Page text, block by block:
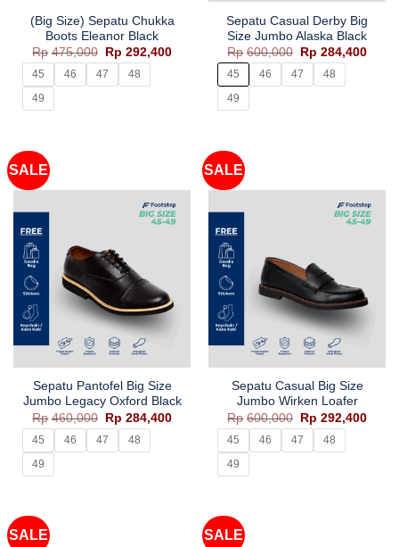
(Big Size) Sepatu Chukka
Boots Eleanor Black
Rp 475,000
Harga
aslinya
adalah:
Rp475,000.
Rp 292,400Harga
Rp292,400.
45 46 47
48
49
Sepatu Casual Derby Big
Size Jumbo Alaska Black
Rp 600,000
Harga
aslinya
adalah:
Rp600,000.
Rp 284,400
45 46 47
48
49
SALE
Sepatu Pantofel Big Size
Jumbo Legacy Oxford Black
Rp 460,000
Harga
aslinya
adalah:
Rp460,000.
Rp 284,400Harga
Rp284,400.
45 46 47
48
49
SALE
Sepatu Casual Big Size
Jumbo Wirken Loafer
Rp 600,000
Harga
aslinya
adalah:
Rp600,000.
Rp 292,400
45 46 47
48
49
SALE SALE